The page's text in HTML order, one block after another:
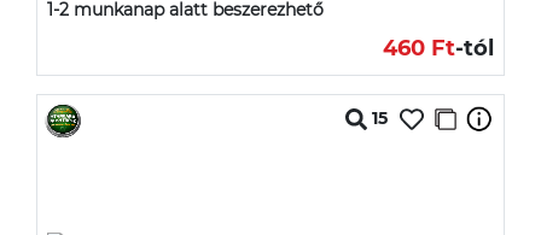
1-2 munkanap alatt beszerezhető
460 Ft-tól
15